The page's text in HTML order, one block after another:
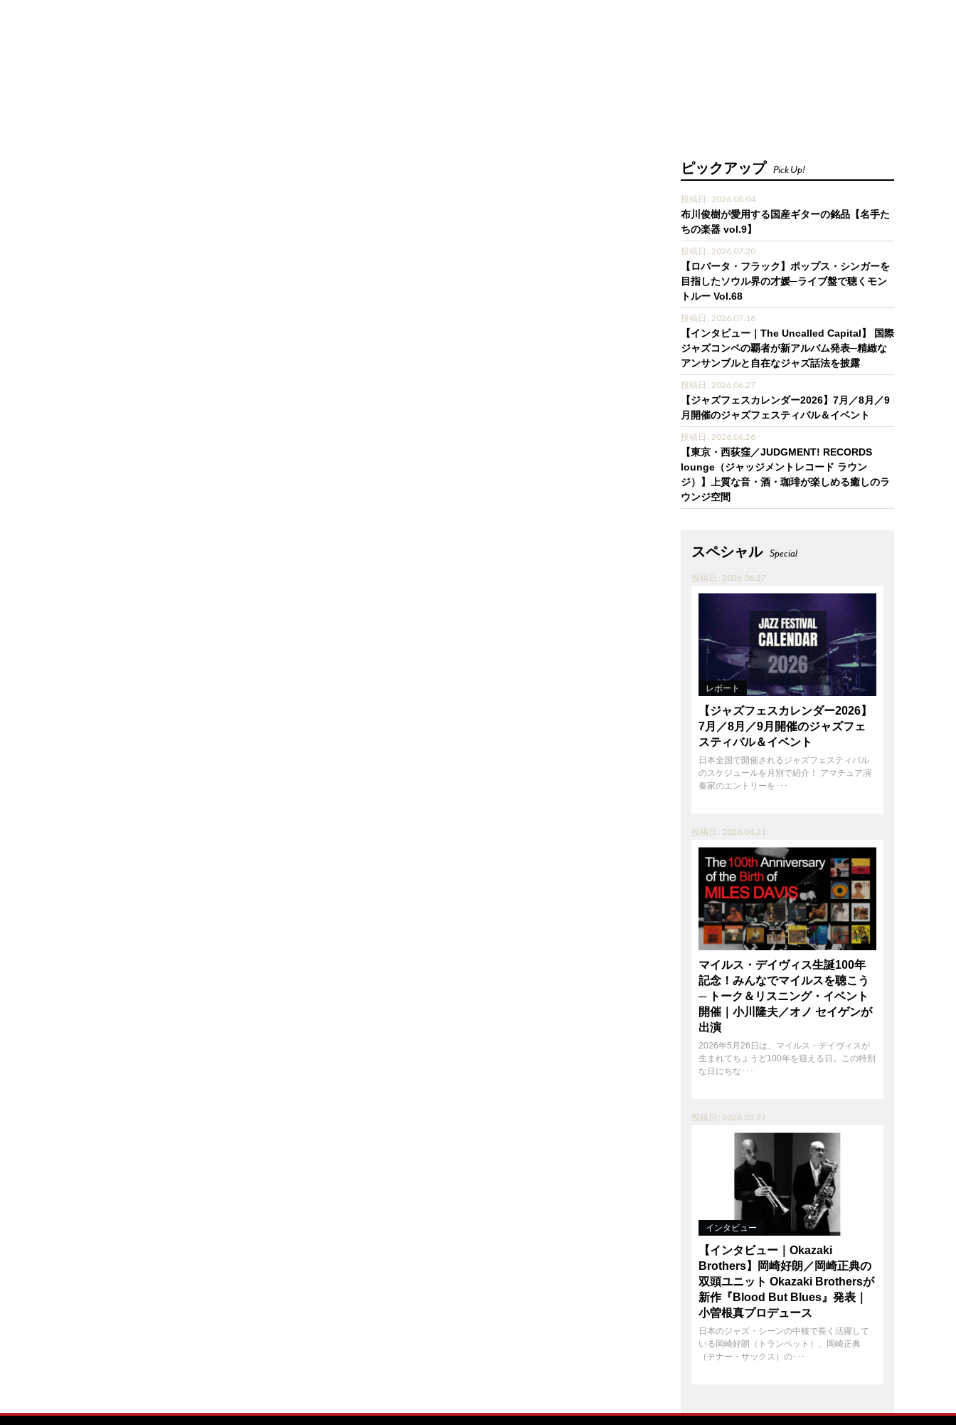
ピックアップ Pick Up!
投稿日 : 2026.08.04
布川俊樹が愛用する国産ギターの銘品【名手た
ちの楽器 vol.9】
投稿日 : 2026.07.20
【ロバータ・フラック】ポップス・シンガーを
目指したソウル界の才媛─ライブ盤で聴くモン
トルー Vol.68
投稿日 : 2026.07.16
【インタビュー｜The Uncalled Capital】 国際
ジャズコンペの覇者が新アルバム発表─精緻な
アンサンブルと自在なジャズ話法を披露
投稿日 : 2026.06.27
【ジャズフェスカレンダー2026】7月／8月／9
月開催のジャズフェスティバル＆イベント
投稿日 : 2026.06.26
【東京・西荻窪／JUDGMENT! RECORDS
lounge（ジャッジメントレコード ラウン
ジ）】上質な音・酒・珈琲が楽しめる癒しのラ
ウンジ空間
スペシャル Special
投稿日 : 2026.06.27
レポート
【ジャズフェスカレンダー2026】
7月／8月／9月開催のジャズフェ
スティバル＆イベント
日本全国で開催されるジャズフェスティバル
のスケジュールを月別で紹介！ アマチュア演
奏家のエントリーを･･･
投稿日 : 2026.04.21
マイルス・デイヴィス生誕100年
記念！みんなでマイルスを聴こう
─ トーク＆リスニング・イベント
開催｜小川隆夫／オノ セイゲンが
出演
2026年5月26日は、マイルス・デイヴィスが
生まれてちょうど100年を迎える日。この特別
な日にちな･･･
投稿日 : 2026.03.27
インタビュー
【インタビュー｜Okazaki
Brothers】岡崎好朗／岡崎正典の
双頭ユニット Okazaki Brothersが
新作『Blood But Blues』発表｜
小曽根真プロデュース
日本のジャズ・シーンの中核で長く活躍して
いる岡崎好朗（トランペット）、岡崎正典
（テナー・サックス）の･･･